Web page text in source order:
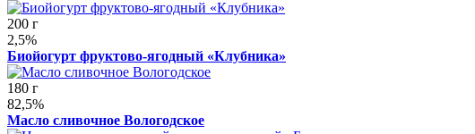
200 г
2,5%
Биойогурт фруктово-ягодный «Клубника»
180 г
82,5%
Масло сливочное Вологодское